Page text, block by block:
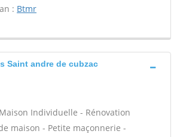
: Btmr
Saint andre de cubzac
Individuelle - Rénovation
maison - Petite maçonnerie -